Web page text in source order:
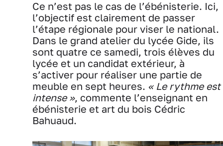
Ce n’est pas le cas de l’ébénisterie. Ici,
l’objectif est clairement de passer
l’étape régionale pour viser le national.
Dans le grand atelier du lycée Gide, ils
sont quatre ce samedi, trois élèves du
lycée et un candidat extérieur, à
s’activer pour réaliser une partie de
meuble en sept heures. « Le rythme est
intense », commente l’enseignant en
ébénisterie et art du bois Cédric
Bahuaud.